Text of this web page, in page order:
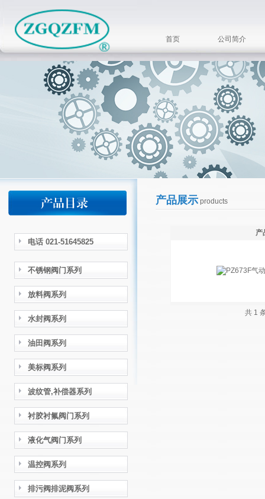
首页 公司简介
电话 021-51645825
不锈钢阀门系列
放料阀系列
水封阀系列
油田阀系列
美标阀系列
波纹管,补偿器系列
衬胶衬氟阀门系列
液化气阀门系列
温控阀系列
排污阀排泥阀系列
产品展示products
产
共 1